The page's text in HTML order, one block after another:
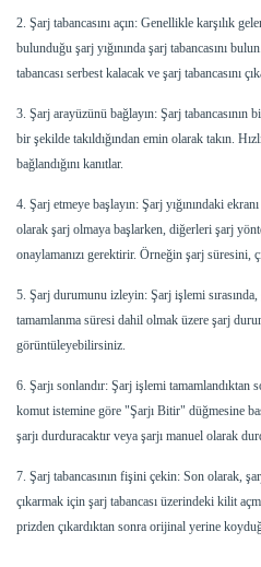
2. Şarj tabancasını açın: Genellikle karşılık
bulunduğu şarj yığınında şarj tabancasını
tabancası serbest kalacak ve şarj tabancasını
3. Şarj arayüzünü bağlayın: Şarj tabancasının
bir şekilde takıldığından emin olarak takın.
bağlandığını kanıtlar.
4. Şarj etmeye başlayın: Şarj yığınındaki
olarak şarj olmaya başlarken, diğerleri şarj
onaylamanızı gerektirir. Örneğin şarj süresini,
5. Şarj durumunu izleyin: Şarj işlemi
tamamlanma süresi dahil olmak üzere şarj
görüntüleyebilirsiniz.
6. Şarjı sonlandır: Şarj işlemi tamamlandıktan
komut istemine göre "Şarjı Bitir" düğmesine
şarjı durduracaktır veya şarjı manuel olarak
7. Şarj tabancasının fişini çekin: Son olarak,
çıkarmak için şarj tabancası üzerindeki kilit
prizden çıkardıktan sonra orijinal yerine